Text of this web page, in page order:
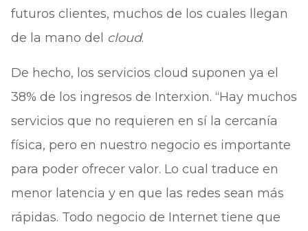
futuros clientes, muchos de los cuales llegan
de la mano del cloud.
De hecho, los servicios cloud suponen ya el
38% de los ingresos de Interxion. “Hay muchos
servicios que no requieren en sí la cercanía
física, pero en nuestro negocio es importante
para poder ofrecer valor. Lo cual traduce en
menor latencia y en que las redes sean más
rápidas. Todo negocio de Internet tiene que